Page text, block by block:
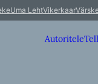
Uma LehtVikerkaar
Autoritele